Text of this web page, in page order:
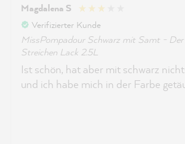
Magdalena S
Verifizierter Kunde
MissPompadour Schwarz mit Samt - Der
Streichen Lack 2.5L
Ist schön, hat aber mit schwarz
und ich habe mich in der Farbe